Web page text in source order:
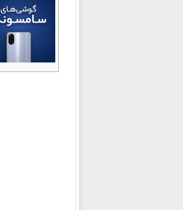
iPad Pro 11 (2024)
iPad Air 13 (2024)
iPad Air 11 (2024)